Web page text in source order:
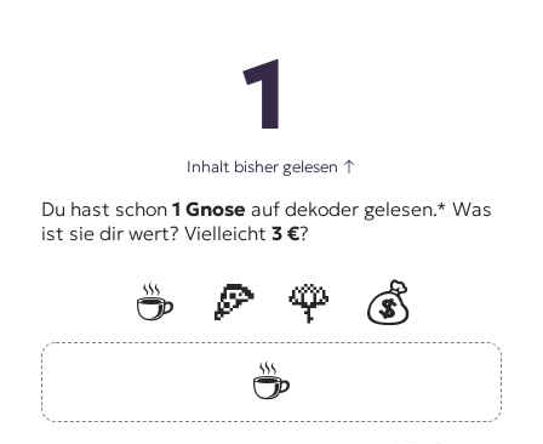
1
Inhalt bisher gelesen ↑
Du hast schon 1 Gnose auf dekoder gelesen.* Was
ist sie dir wert? Vielleicht 3 €?
☕️ 🍕 🌹
💰
☕️